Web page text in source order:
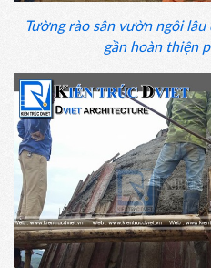
Tường rào sân vườn ngôi
gần hoàn thiện